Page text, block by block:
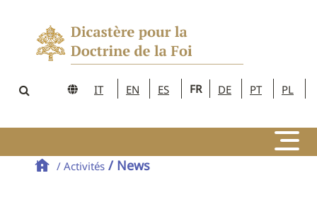
IT EN ES FR DE PT PL
/ Activités / News